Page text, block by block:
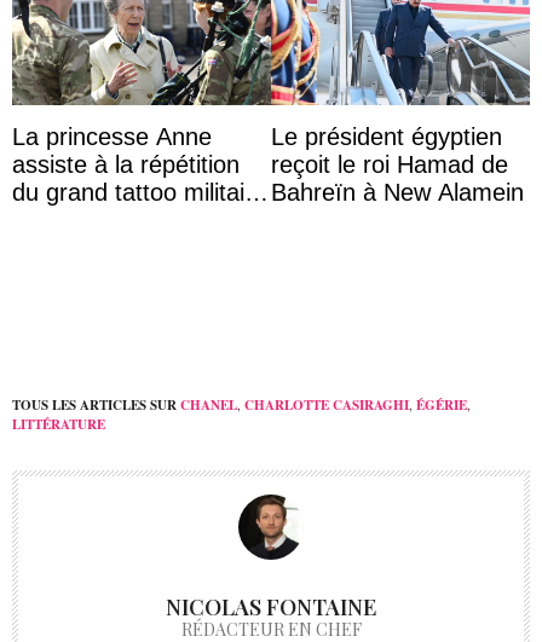
La princesse Anne
assiste à la répétition
du grand tattoo militaire
Le président égyptien
reçoit le roi Hamad de
Bahreïn à New Alamein
TOUS LES ARTICLES SURCHANEL CHARLOTTE CASIRAGHI ÉGÉRIE
LITTÉRATURE
NICOLAS FONTAINE
RÉDACTEUR EN CHEF